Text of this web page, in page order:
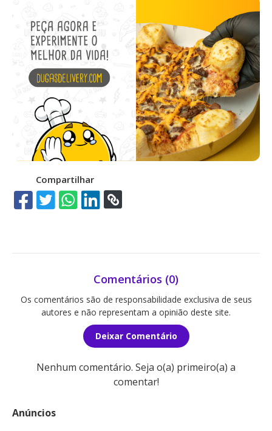
Compartilhar
Comentários (0)
Os comentários são de responsabilidade exclusiva de seus
autores e não representam a opinião deste site.
Deixar Comentário
Nenhum comentário. Seja o(a) primeiro(a) a
comentar!
Anúncios